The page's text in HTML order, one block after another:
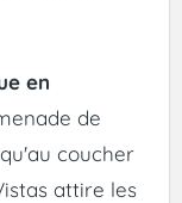
en
de
coucher
attire les